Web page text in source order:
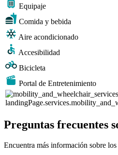
Equipaje
Comida y bebida
Aire acondicionado
Accesibilidad
Bicicleta
Portal de Entretenimiento
Preguntas frecuentes
Encuentra más información sobre los